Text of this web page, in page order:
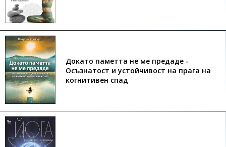
Докато паметта не ме предаде -
Осъзнатост и устойчивост на прага на
когнитивен спад